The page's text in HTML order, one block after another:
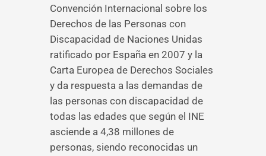
Convención Internacional sobre los
Derechos de las Personas con
Discapacidad de Naciones Unidas
ratificado por España en 2007 y la
Carta Europea de Derechos Sociales
y da respuesta a las demandas de
las personas con discapacidad de
todas las edades que según el INE
asciende a 4,38 millones de
personas, siendo reconocidas un